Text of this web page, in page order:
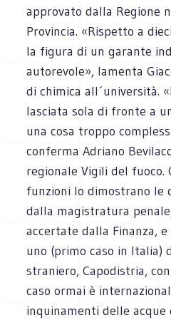
approvato dalla Regione
Provincia. «Rispetto a
la figura di un garante
autorevole», lamenta
di chimica all´università.
lasciata sola di fronte a
una cosa troppo
conferma Adriano
regionale Vigili del fuoco.
funzioni lo dimostrano le
dalla magistratura
accertate dalla Finanza,
uno (primo caso in Italia)
straniero, Capodistria,
caso ormai è
inquinamenti delle